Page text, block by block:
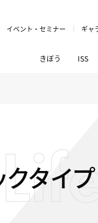
イベント・セミナー ギャ
きぼう ISS
タイプ